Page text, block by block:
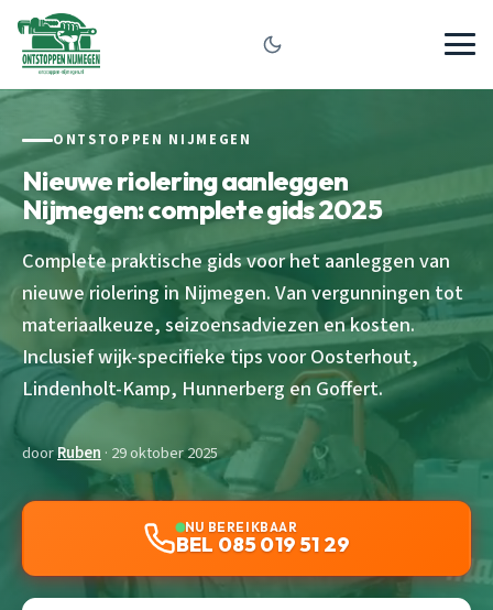
ONTSTOPPEN NIJMEGEN
Nieuwe riolering aanleggen
Nijmegen: complete gids 2025
Complete praktische gids voor het aanleggen van
nieuwe riolering in Nijmegen. Van vergunningen tot
materiaalkeuze, seizoensadviezen en kosten.
Inclusief wijk-specifieke tips voor Oosterhout,
Lindenholt-Kamp, Hunnerberg en Goffert.
doorRuben · 29 oktober 2025
NU BEREIKBAAR
BEL 085 019 51 29